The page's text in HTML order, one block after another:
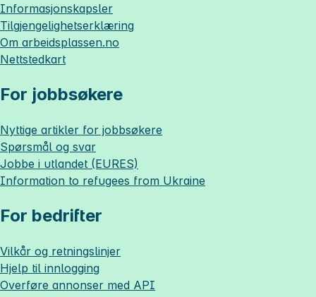
Informasjonskapsler
Tilgjengelighetserklæring
Om arbeidsplassen.no
Nettstedkart
For jobbsøkere
Nyttige artikler for jobbsøkere
Spørsmål og svar
Jobbe i utlandet (EURES)
Information to refugees from Ukraine
For bedrifter
Vilkår og retningslinjer
Hjelp til innlogging
Overføre annonser med API